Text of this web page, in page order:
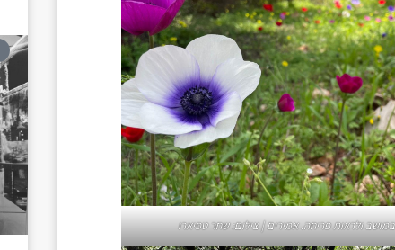
ולראות פריחה. אמירים | צילום: שחר טפיארו